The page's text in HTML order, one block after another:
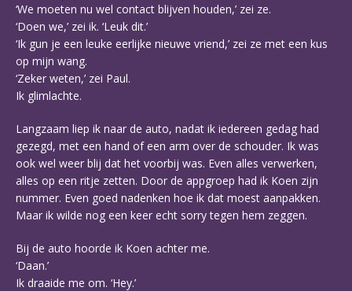
‘We moeten nu wel contact blijven houden,’ zei ze.
‘Doen we,’ zei ik. ‘Leuk dit.’
‘Ik gun je een leuke eerlijke nieuwe vriend,’ zei ze met een kus
op mijn wang.
‘Zeker weten,’ zei Paul.
Ik glimlachte.
Langzaam liep ik naar de auto, nadat ik iedereen gedag had
gezegd, met een hand of een arm over de schouder. Ik was
ook wel weer blij dat het voorbij was. Even alles verwerken,
alles op een ritje zetten. Door de appgroep had ik Koen zijn
nummer. Even goed nadenken hoe ik dat moest aanpakken.
Maar ik wilde nog een keer echt sorry tegen hem zeggen.
Bij de auto hoorde ik Koen achter me.
‘Daan.’
Ik draaide me om. ‘Hey.’